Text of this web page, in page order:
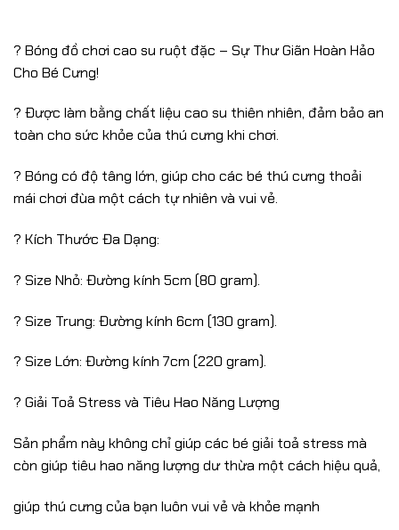
? Bóng đồ chơi cao su ruột đặc – Sự Thư Giãn Hoàn Hảo
Cho Bé Cưng!
? Được làm bằng chất liệu cao su thiên nhiên, đảm bảo an
toàn cho sức khỏe của thú cưng khi chơi.
? Bóng có độ tâng lớn, giúp cho các bé thú cưng thoải
mái chơi đùa một cách tự nhiên và vui vẻ.
? Kích Thước Đa Dạng:
? Size Nhỏ: Đường kính 5cm (80 gram).
? Size Trung: Đường kính 6cm (130 gram).
? Size Lớn: Đường kính 7cm (220 gram).
? Giải Toả Stress và Tiêu Hao Năng Lượng
Sản phẩm này không chỉ giúp các bé giải toả stress mà
còn giúp tiêu hao năng lượng dư thừa một cách hiệu quả,
giúp thú cưng của bạn luôn vui vẻ và khỏe mạnh